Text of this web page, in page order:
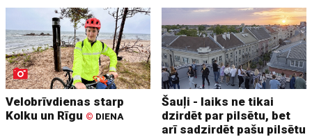
Velobrīvdienas starp
Kolku un Rīgu © DIENA
Šauļi - laiks ne tikai
dzirdēt par pilsētu, bet
arī sadzirdēt pašu pilsētu